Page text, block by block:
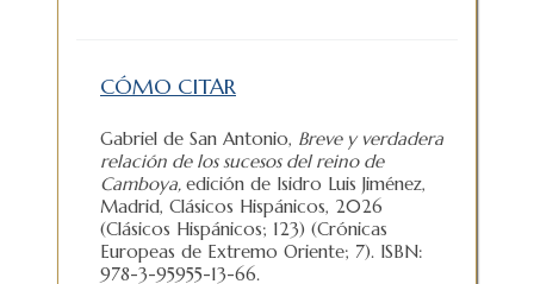
CÓMO CITAR
Gabriel de San Antonio, Breve y verdadera
relación de los sucesos del reino de
Camboya, edición de Isidro Luis Jiménez,
Madrid, Clásicos Hispánicos, 2026
(Clásicos Hispánicos; 123) (Crónicas
Europeas de Extremo Oriente; 7). ISBN:
978-3-95955-13-66.